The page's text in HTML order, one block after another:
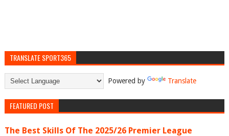
TRANSLATE SPORT365
Powered by Translate
FEATURED POST
The Best Skills Of The 2025/26 Premier League